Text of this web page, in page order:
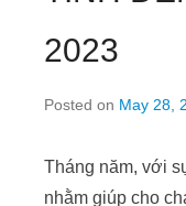
2023
Posted on May 28,
Tháng năm, với
nhằm giúp cho